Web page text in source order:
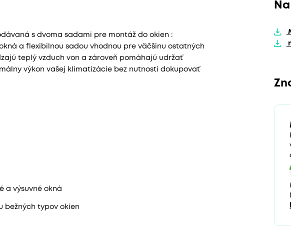
s dvoma sadami pre montáž do okien :
a flexibilnou sadou vhodnou pre väčšinu ostatných
teplý vzduch von a zároveň pomáhajú udržať
výkon vašej klimatizácie bez nutnosti dokupovať
a výsuvné okná
bežných typov okien